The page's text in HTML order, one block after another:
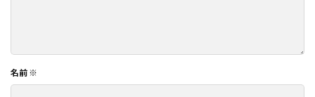
名前 ※